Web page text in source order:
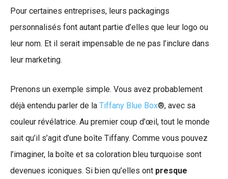
Pour certaines entreprises, leurs packagings
personnalisés font autant partie d’elles que leur logo ou
leur nom. Et il serait impensable de ne pas l’inclure dans
leur marketing.
Prenons un exemple simple. Vous avez probablement
déjà entendu parler de la Tiffany Blue Box®, avec sa
couleur révélatrice. Au premier coup d’œil, tout le monde
sait qu’il s’agit d’une boîte Tiffany. Comme vous pouvez
l’imaginer, la boîte et sa coloration bleu turquoise sont
devenues iconiques. Si bien qu’elles ont presque